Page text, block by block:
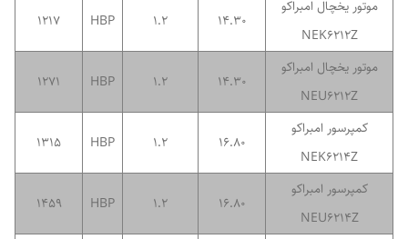
موتور یخچال امبراکو
NEK6212Z
14.30
1.2
HBP
1217
موتور یخچال امبراکو
NEU6212Z
14.30
1.2
HBP
1271
کمپرسور امبراکو
NEK6214Z
16.80
1.2
HBP
1315
کمپرسور امبراکو
NEU6214Z
16.80
1.2
HBP
1459